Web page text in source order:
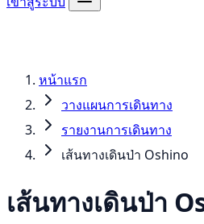
หน้าแรก
วางแผนการเดินทาง
รายงานการเดินทาง
เส้นทางเดินป่า Oshino
เส้นทางเดินป่า